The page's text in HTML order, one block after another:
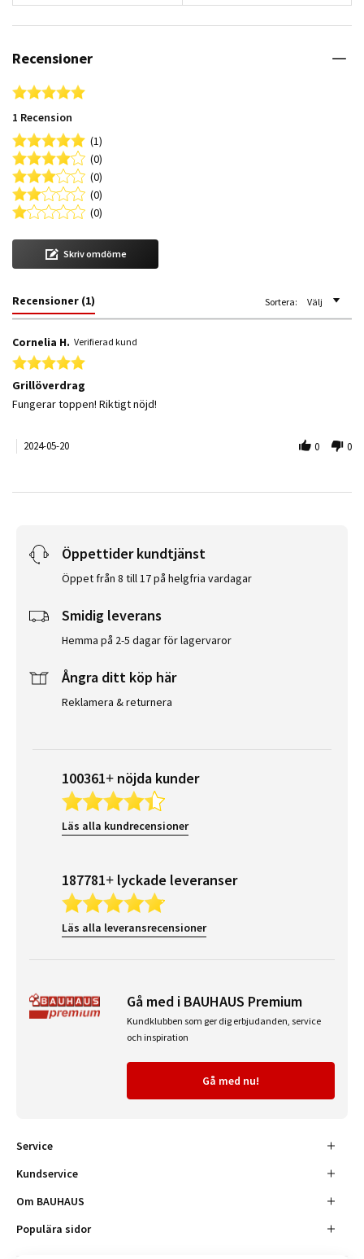
Recensioner
5.0 star rating
1 Recension
(1)
(0)
(0)
(0)
(0)
Skriv omdöme
Recensioner (1) Sortera: Välj
Cornelia H. Verifierad kund
5.0 star rating
Grillöverdrag
Review by Cornelia H. on 20 May 2024
review stating Grillöverdrag
Fungerar toppen! Riktigt nöjd!
2024-05-20 0 0
Öppettider kundtjänst
Öppet från 8 till 17 på helgfria vardagar
Smidig leverans
Hemma på 2-5 dagar för lagervaror
Ångra ditt köp här
Reklamera & returnera
100361+ nöjda kunder
Läs alla kundrecensioner
187781+ lyckade leveranser
Läs alla leveransrecensioner
Gå med i BAUHAUS Premium
Kundklubben som ger dig erbjudanden, service
och inspiration
Gå med nu!
Service
Kundservice
Om BAUHAUS
Populära sidor